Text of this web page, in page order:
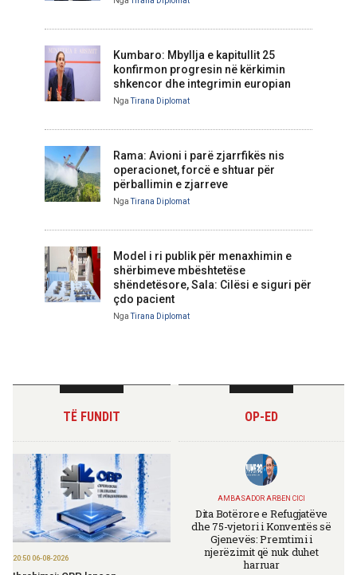
Kumbaro: Mbyllja e kapitullit 25
konfirmon progresin në kërkimin
shkencor dhe integrimin europian
NgaTirana Diplomat
Rama: Avioni i parë zjarrfikës nis
operacionet, forcë e shtuar për
përballimin e zjarreve
NgaTirana Diplomat
Model i ri publik për menaxhimin e
shërbimeve mbështetëse
shëndetësore, Sala: Cilësi e siguri për
çdo pacient
NgaTirana Diplomat
TË FUNDIT
20:50 06-08-2026
OP-ED
AMBASADOR ARBEN CICI
Dita Botërore e Refugjatëve
dhe 75-vjetori i Konventës së
Gjenevës: Premtimi i
njerëzimit që nuk duhet
harruar